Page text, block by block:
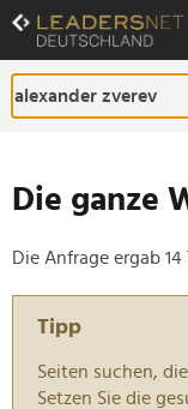
Zum
Inhalt
Zur
Fußzeilen-
Navigation
Die ganze
Die Anfrage ergab 14
Tipp
Seiten suchen,
Setzen Sie die